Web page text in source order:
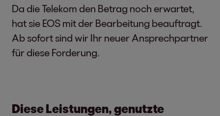
Da die Telekom den Betrag noch erwartet,
hat sie EOS mit der Bearbeitung beauftragt.
Ab sofort sind wir Ihr neuer Ansprechpartner
für diese Forderung.
Diese Leistungen, genutzte